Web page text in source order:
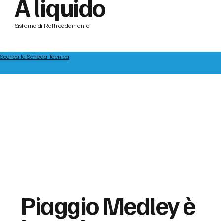
A liquido
Sistema di Raffreddamento
Scarica la Scheda Tecnica
Piaggio Medley è